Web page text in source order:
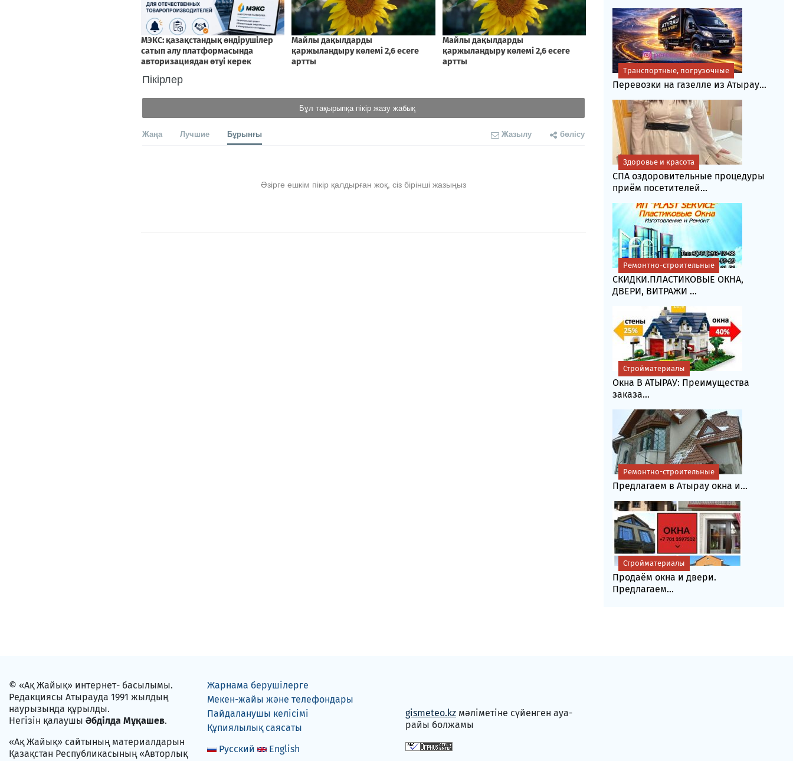
Пікірлер
Бұл тақырыпқа пікір жазу жабық
Жаңа Лучшие Бұрынғы Жазылу бөлісу
Әзірге ешкім пікір қалдырған жоқ, сіз бірінші жазыңыз
Перевозки на газелле из Атырау...
Транспортные, погрузочные
СПА оздоровительные процедуры
приём посетителей...
Здоровье и красота
СКИДКИ.ПЛАСТИКОВЫЕ ОКНА,
ДВЕРИ, ВИТРАЖИ ...
Ремонтно-строительные
Окна В АТЫРАУ: Преимущества
заказа...
Стройматериалы
Предлагаем в Атырау окна и...
Ремонтно-строительные
Продаём окна и двери.
Предлагаем...
Стройматериалы
© «Ақ Жайық» интернет- басылымы.
Редакциясы Атырауда 1991 жылдың
наурызында құрылды.
Негізін қалаушы Әбділда Мұқашев.
«Ақ Жайық» сайтының материалдарын
Қазақстан Республикасының «Авторлық
Жарнама берушілерге
Мекен-жайы және телефондары
Пайдаланушы келісімі
Құпиялылық саясаты
Русский
English
gismeteo.kz мәліметіне сүйенген ауа-
райы болжамы